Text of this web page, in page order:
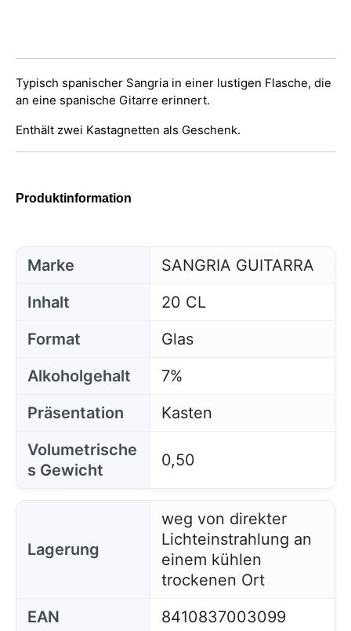
Typisch spanischer Sangria in einer lustigen Flasche, die
an eine spanische Gitarre erinnert.
Enthält zwei Kastagnetten als Geschenk.
Produktinformation
Marke
SANGRIA GUITARRA
Inhalt
20 CL
Format
Glas
Alkoholgehalt
7%
Präsentation
Kasten
Volumetrische
s Gewicht
0,50
Lagerung
weg von direkter
Lichteinstrahlung an
einem kühlen
trockenen Ort
EAN
8410837003099